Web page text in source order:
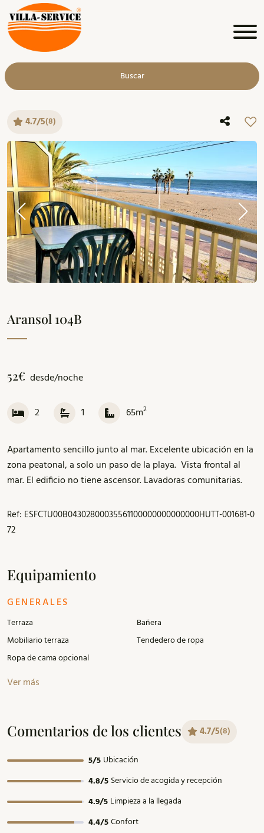
Buscar
4.7/5(8)
Aransol 104B
2 1 65m2
Apartamento sencillo junto al mar. Excelente ubicación en la
zona peatonal, a solo un paso de la playa. Vista frontal al
mar. El edificio no tiene ascensor. Lavadoras comunitarias.
Ref: ESFCTU00B04302800035561100000000000000HUTT-001681-0
72
Equipamiento
GENERALES
Terraza
Mobiliario terraza
Ropa de cama opcional
Bañera
Tendedero de ropa
Ver más
52€ desde/noche
Comentarios de los clientes 4.7/5(8)
5/5 Ubicación
4.8/5 Servicio de acogida y recepción
4.9/5 Limpieza a la llegada
4.4/5Confort